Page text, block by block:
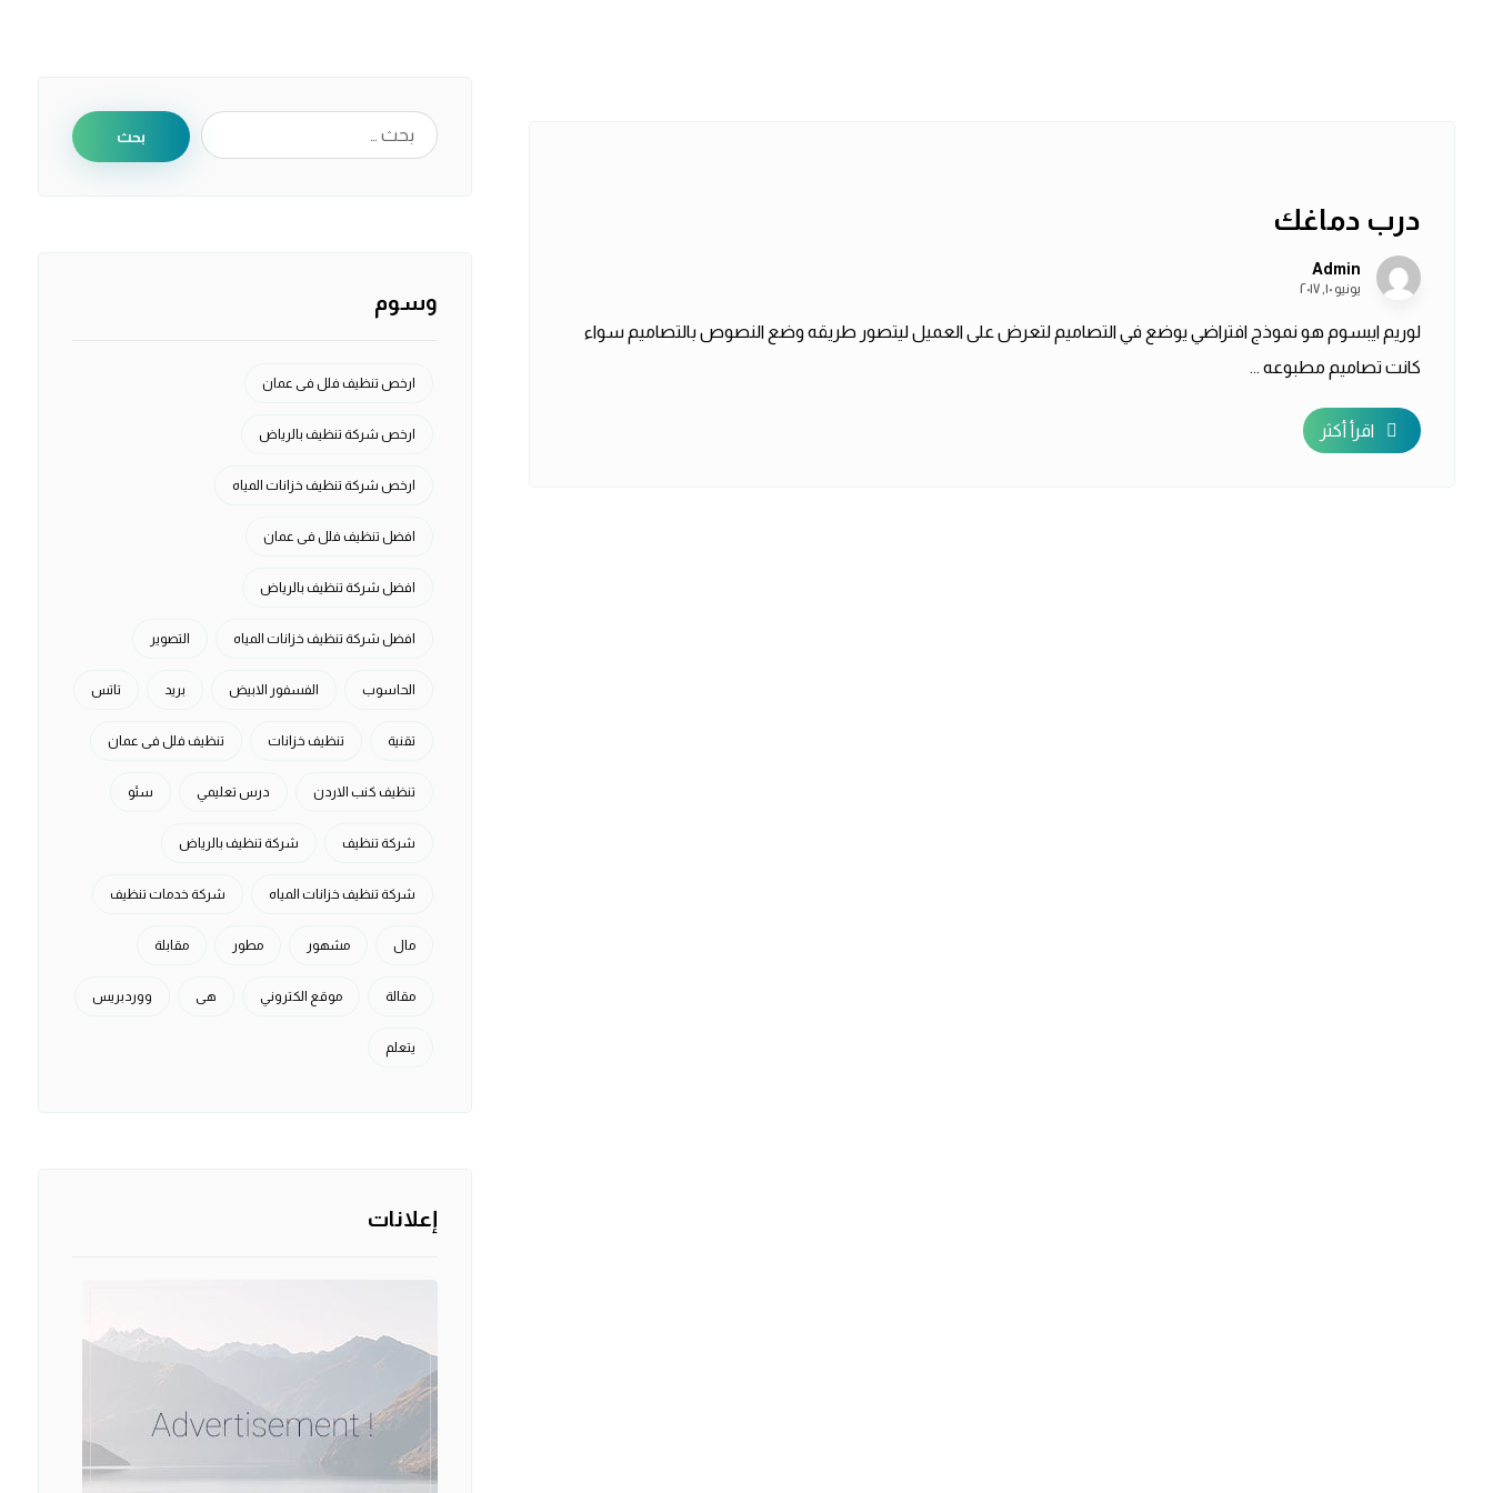
درب دماغك
Admin
يونيو ١٠, ٢٠١٧
لوريم ايبسوم هو نموذج افتراضي يوضع في التصاميم لتعرض على العميل ليتصور طريقه وضع النصوص بالتصاميم سواء
كانت تصاميم مطبوعه ...
اقرأ أكثر
بحث
وسوم
ارخص تنظيف فلل فى عمان
ارخص شركة تنظيف بالرياض
ارخص شركة تنظيف خزانات المياه
افضل تنظيف فلل فى عمان
افضل شركة تنظيف بالرياض
افضل شركة تنظيف خزانات المياه التصوير
الحاسوب الفسفور الابيض بريد تاتس
تقنية تنظيف خزانات تنظيف فلل فى عمان
تنظيف كنب الاردن درس تعليمي سئو
شركة تنظيف شركة تنظيف بالرياض
شركة تنظيف خزانات المياه شركة خدمات تنظيف
مال مشهور مطور مقابلة
مقالة موقع الكتروني هی ووردبريس
يتعلم
إعلانات